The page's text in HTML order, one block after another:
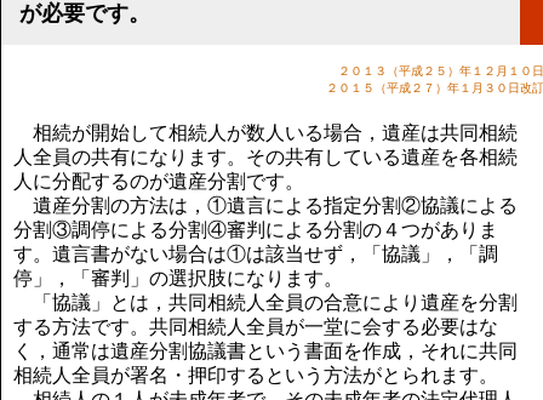
が必要です。
２０１３（平成２５）年１２月１０日
２０１５（平成２７）年１月３０日改訂
相続が開始して相続人が数人いる場合，遺産は共同相続
人全員の共有になります。その共有している遺産を各相続
人に分配するのが遺産分割です。
遺産分割の方法は，①遺言による指定分割②協議による
分割③調停による分割④審判による分割の４つがありま
す。遺言書がない場合は①は該当せず，「協議」，「調
停」，「審判」の選択肢になります。
「協議」とは，共同相続人全員の合意により遺産を分割
する方法です。共同相続人全員が一堂に会する必要はな
く，通常は遺産分割協議書という書面を作成，それに共同
相続人全員が署名・押印するという方法がとられます。